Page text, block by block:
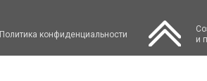
Политика конфиденциальности
и